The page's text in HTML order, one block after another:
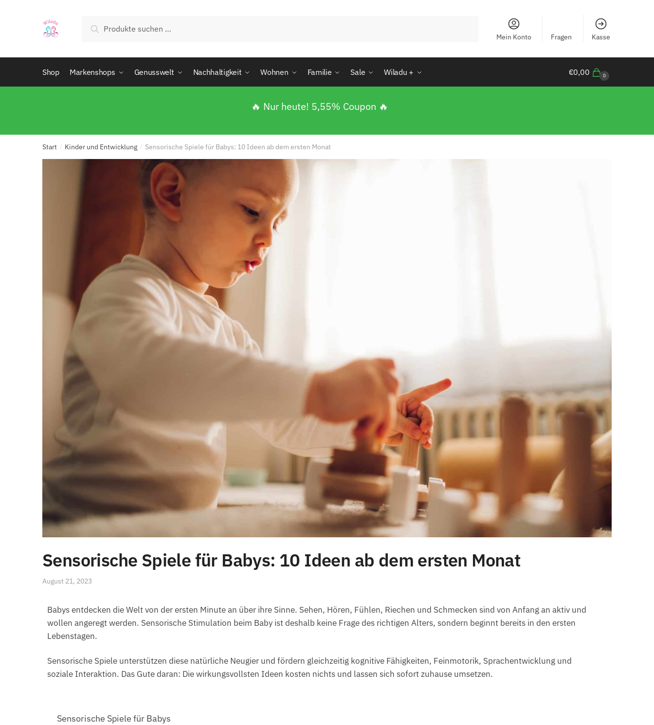
Suchen
Mein Konto Fragen Kasse
Shop Markenshops Genusswelt Nachhaltigkeit Wohnen Familie Sale Wiladu + €0,00 0
🔥 Nur heute! 5,55% Coupon 🔥
Start / Kinder und Entwicklung / Sensorische Spiele für Babys: 10 Ideen ab dem ersten Monat
Sensorische Spiele für Babys: 10 Ideen ab dem ersten Monat
August 21, 2023
Babys entdecken die Welt von der ersten Minute an über ihre Sinne. Sehen, Hören, Fühlen, Riechen und Schmecken sind von Anfang an aktiv und
wollen angeregt werden. Sensorische Stimulation beim Baby ist deshalb keine Frage des richtigen Alters, sondern beginnt bereits in den ersten
Lebenstagen.
Sensorische Spiele unterstützen diese natürliche Neugier und fördern gleichzeitig kognitive Fähigkeiten, Feinmotorik, Sprachentwicklung und
soziale Interaktion. Das Gute daran: Die wirkungsvollsten Ideen kosten nichts und lassen sich sofort zuhause umsetzen.
Sensorische Spiele für Babys